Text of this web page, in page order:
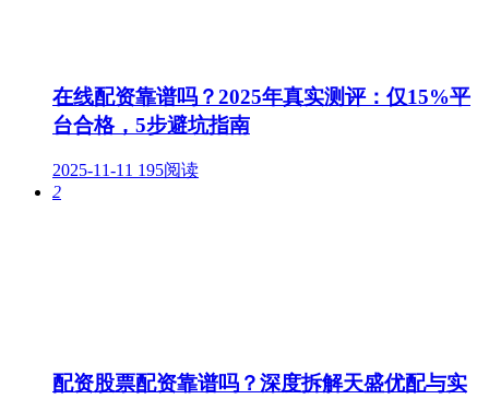
在线配资靠谱吗？2025年真实测评：仅15%平
台合格，5步避坑指南
2025-11-11 195阅读
2
配资股票配资靠谱吗？深度拆解天盛优配与实